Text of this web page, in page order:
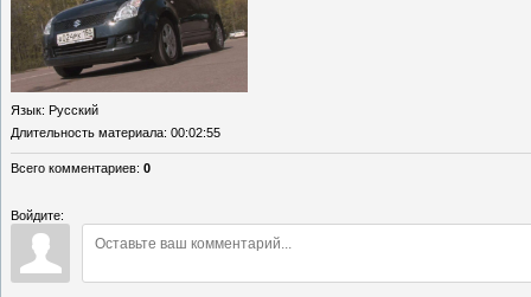
Язык: Русский
Длительность материала: 00:02:55
Всего комментариев: 0
Войдите: